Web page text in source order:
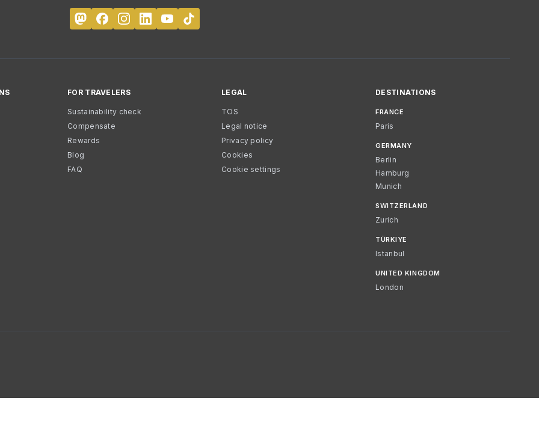
FOR TRAVELERS
Sustainability check
Compensate
Rewards
Blog
FAQ
LEGAL
TOS
Legal notice
Privacy policy
Cookies
Cookie settings
DESTINATIONS
FRANCE
Paris
GERMANY
Berlin
Hamburg
Munich
SWITZERLAND
Zurich
TÜRKIYE
Istanbul
UNITED KINGDOM
London